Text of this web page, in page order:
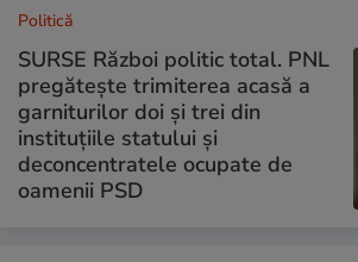
Politică
SURSE Război politic total. PNL
pregătește trimiterea acasă a
garniturilor doi și trei din
instituțiile statului și
deconcentratele ocupate de
oamenii PSD